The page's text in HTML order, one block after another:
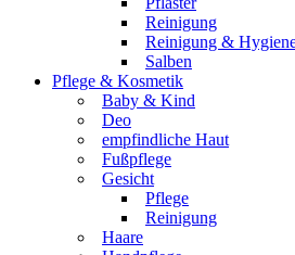
Reinigung
Reinigung &
Salben
Pflege & Kosmetik
Baby & Kind
Deo
empfindliche Haut
Fußpflege
Gesicht
Pflege
Reinigung
Haare